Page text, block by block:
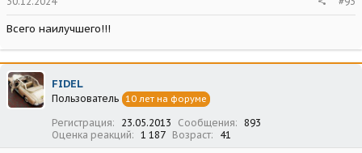
Всего наилучшего!!!
FIDEL
Пользователь 10 лет на форуме
Регистрация 23.05.2013 Сообщения
893
Оценка реакций
1 187 Возраст 41